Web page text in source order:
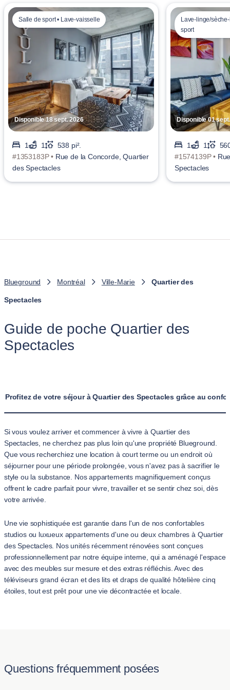
Disponible 18 sept. 2026
Salle de sport • Lave-vaisselle
1 1
538 pi².
#1353183P • Rue de la Concorde, Quartier
des Spectacles
Disponible 01
Lave-linge/
sport
1 1
#1574139P •
Spectacles
Blueground Montréal Ville-Marie Quartier des
Spectacles
Guide de poche Quartier des
Spectacles
Profitez de votre séjour à Quartier des Spectacles grâce au
Si vous voulez arriver et commencer à vivre à Quartier des
Spectacles, ne cherchez pas plus loin qu'une propriété Blueground.
Que vous recherchiez une location à court terme ou un endroit où
séjourner pour une période prolongée, vous n'avez pas à sacrifier le
style ou la substance. Nos appartements magnifiquement conçus
offrent le cadre parfait pour vivre, travailler et se sentir chez soi, dès
votre arrivée.
Une vie sophistiquée est garantie dans l'un de nos confortables
studios ou luxueux appartements d'une ou deux chambres à Quartier
des Spectacles. Nos unités récemment rénovées sont conçues
professionnellement par notre équipe interne, qui a aménagé l'espace
avec des meubles sur mesure et des extras réfléchis. Avec des
téléviseurs grand écran et des lits et draps de qualité hôtelière cinq
étoiles, tout est prêt pour une vie décontractée et locale.
Questions fréquemment posées